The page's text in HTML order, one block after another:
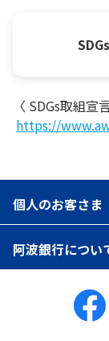
〈 SDGs取組宣
https://
個人のお客さま
阿波銀行につい